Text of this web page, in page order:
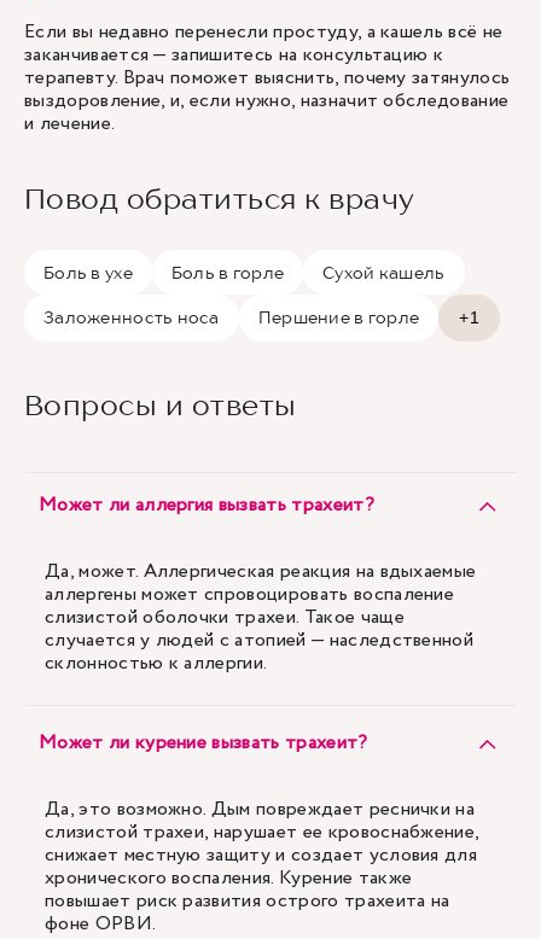
Если вы недавно перенесли простуду, а кашель всё не
заканчивается — запишитесь на консультацию к
терапевту. Врач поможет выяснить, почему затянулось
выздоровление, и, если нужно, назначит обследование
и лечение.
Повод обратиться к врачу
Боль в ухе Боль в горле Сухой кашель
Заложенность носа Першение в горле +1
Вопросы и ответы
Может ли аллергия вызвать трахеит?
Да, может. Аллергическая реакция на вдыхаемые
аллергены может спровоцировать воспаление
слизистой оболочки трахеи. Такое чаще
случается у людей с атопией — наследственной
склонностью к аллергии.
Может ли курение вызвать трахеит?
Да, это возможно. Дым повреждает реснички на
слизистой трахеи, нарушает ее кровоснабжение,
снижает местную защиту и создает условия для
хронического воспаления. Курение также
повышает риск развития острого трахеита на
фоне ОРВИ.